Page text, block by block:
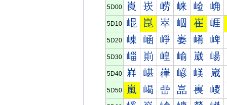
5D00 崀 崁 崂 崃 崄 崅
5D10 崐 崑 崒 崓 崔 崕
5D20 崠 崡 崢 崣 崤 崥
5D30 崰 崱 崲 崳 崴 崵
5D40 嵀 嵁 嵂 嵃 嵄 嵅
5D50 嵐 嵑 嵒 嵓 嵔 嵕